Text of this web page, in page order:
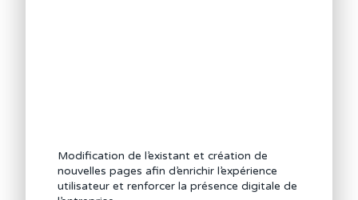
Modification de l’existant et création de
nouvelles pages afin d’enrichir l’expérience
utilisateur et renforcer la présence digitale de